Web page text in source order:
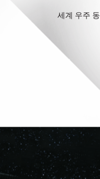
세계 우주